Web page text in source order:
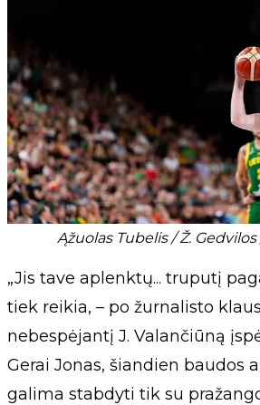
Ąžuolas Tubelis / Ž. Gedvilos
„Jis tave aplenktų... truputį
tiek reikia, – po žurnalisto
nebespėjantį J. Valančiūną
Gerai Jonas, šiandien baudos
galima stabdyti tik su